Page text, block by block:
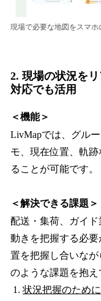
現場で必要な地図をスマホ
2. 現場の状況を
対応でも活用
＜機能＞
LivMapでは、グル
モ、現在位置、軌
ることが可能です。
＜解決できる課題＞
配送・集荷、ガイ
動きを把握する必
置を把握し合いな
のような課題を抱え
状況把握のため